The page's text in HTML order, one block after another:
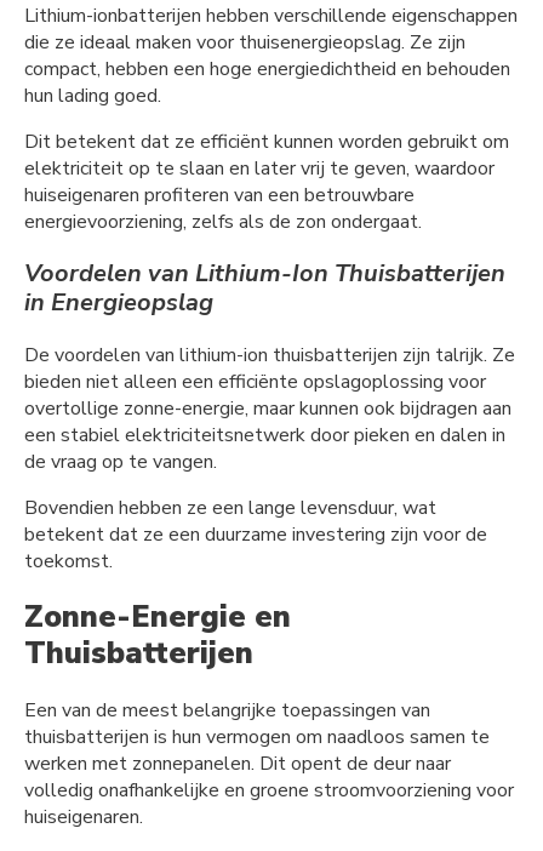
Lithium-ionbatterijen hebben verschillende eigenschappen
die ze ideaal maken voor thuisenergieopslag. Ze zijn
compact, hebben een hoge energiedichtheid en behouden
hun lading goed.
Dit betekent dat ze efficiënt kunnen worden gebruikt om
elektriciteit op te slaan en later vrij te geven, waardoor
huiseigenaren profiteren van een betrouwbare
energievoorziening, zelfs als de zon ondergaat.
Voordelen van Lithium-Ion Thuisbatterijen
in Energieopslag
De voordelen van lithium-ion thuisbatterijen zijn talrijk. Ze
bieden niet alleen een efficiënte opslagoplossing voor
overtollige zonne-energie, maar kunnen ook bijdragen aan
een stabiel elektriciteitsnetwerk door pieken en dalen in
de vraag op te vangen.
Bovendien hebben ze een lange levensduur, wat
betekent dat ze een duurzame investering zijn voor de
toekomst.
Zonne-Energie en
Thuisbatterijen
Een van de meest belangrijke toepassingen van
thuisbatterijen is hun vermogen om naadloos samen te
werken met zonnepanelen. Dit opent de deur naar
volledig onafhankelijke en groene stroomvoorziening voor
huiseigenaren.